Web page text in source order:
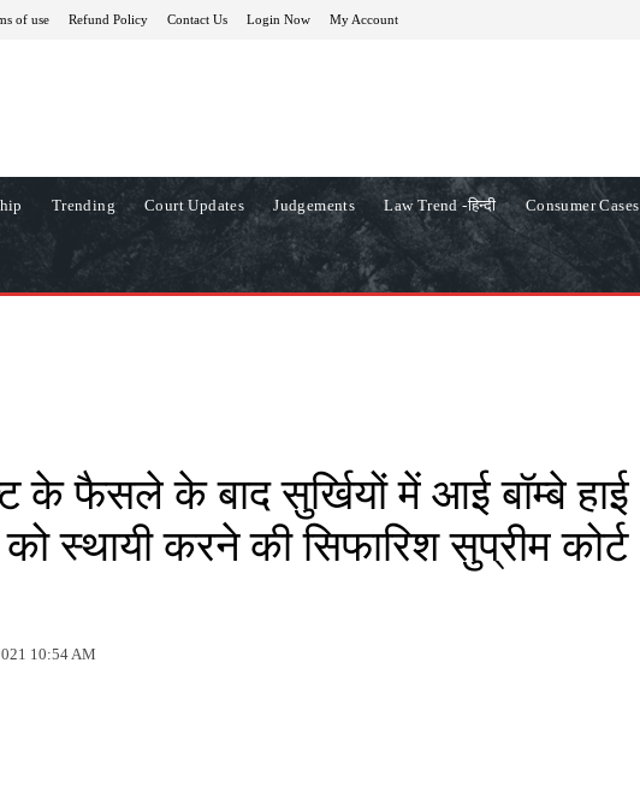
of use Refund Policy Contact Us Login Now My Account
Trending Court Updates Judgements Law Trend -हिन्दी Consumer Cases
के फैसले के बाद सुर्खियों में आई बॉम्बे हाई
स्थायी करने की सिफारिश सुप्रीम कोर्ट
10:54 AM